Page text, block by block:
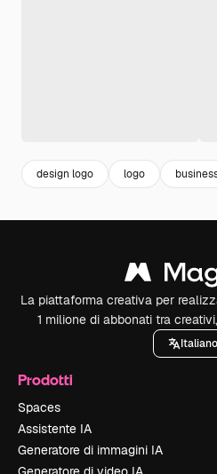
design logo logo
La piattaforma creativa per
1 milione di abbonati tra
Italiano
Prodotti
Spaces
Assistente IA
Generatore di immagini IA